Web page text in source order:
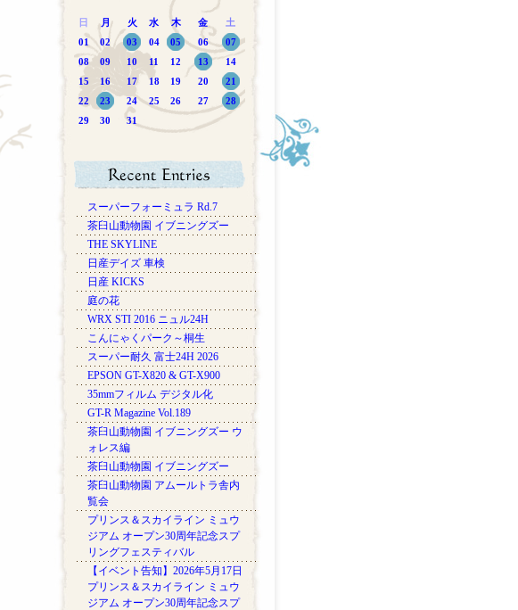
日 月 火 水 木 金
土
01
02 03 04 05 06
07
08
09 10 11 12 13
14
15
16 17 18 19 20
21
22
23 24 25 26 27
28
29
30 31
スーパーフォーミュラ Rd.7
茶臼山動物園 イブニングズー
THE SKYLINE
日産デイズ 車検
日産 KICKS
庭の花
WRX STI 2016 ニュル24H
こんにゃくパーク～桐生
スーパー耐久 富士24H 2026
EPSON GT-X820 & GT-X900
35mmフィルム デジタル化
GT-R Magazine Vol.189
茶臼山動物園 イブニングズー ウ
ォレス編
茶臼山動物園 イブニングズー
茶臼山動物園 アムールトラ舎内
覧会
プリンス＆スカイライン ミュウ
ジアム オープン30周年記念スプ
リングフェスティバル
【イベント告知】2026年5月17日
プリンス＆スカイライン ミュウ
ジアム オープン30周年記念スプ